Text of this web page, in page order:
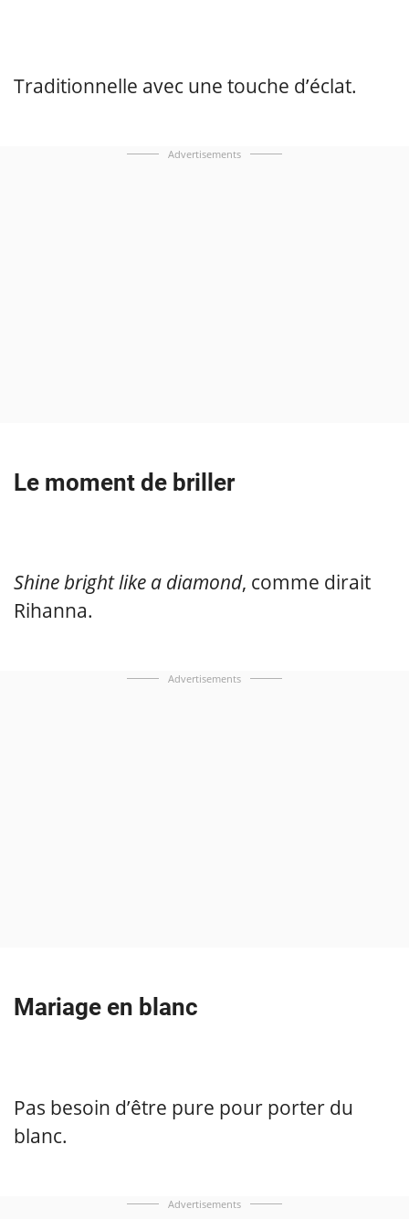
Traditionnelle avec une touche d’éclat.
Advertisements
Le moment de briller
Shine bright like a diamond, comme dirait
Rihanna.
Advertisements
Mariage en blanc
Pas besoin d’être pure pour porter du
blanc.
Advertisements